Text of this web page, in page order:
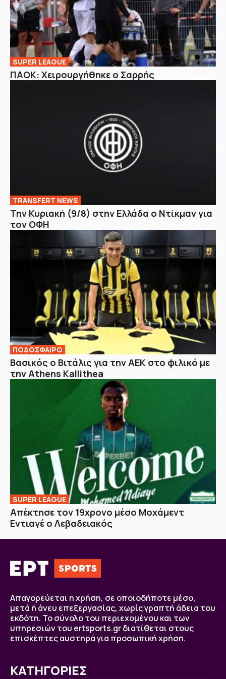
SUPER LEAGUE
ΠΑΟΚ: Χειρουργήθηκε ο Σαρρής
TRANSFERT NEWS
Την Κυριακή (9/8) στην Ελλάδα ο Ντίκμαν για
τον ΟΦΗ
ΠΟΔΟΣΦΑΙΡΟ
Βασικός ο Βιτάλις για την ΑΕΚ στο φιλικό με
την Athens Kallithea
SUPER LEAGUE
Απέκτησε τον 19χρονο μέσο Μοχάμεντ
Εντιαγέ ο Λεβαδειακός
Απαγορεύεται η χρήση, σε οποιοδήποτε μέσο,
μετά ή άνευ επεξεργασίας, χωρίς γραπτή άδεια του
εκδότη. Το σύνολο του περιεχομένου και των
υπηρεσιών του ertsports.gr διατίθεται στους
επισκέπτες αυστηρά για προσωπική χρήση.
ΚΑΤΗΓΟΡΙΕΣ